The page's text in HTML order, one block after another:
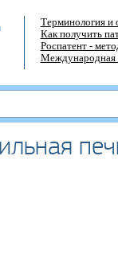
Терминология и
Как получить
Роспатент -
Международная